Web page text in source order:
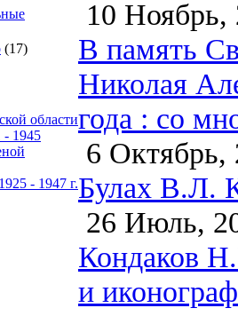
(17)
области
- 1945
- 1947 г.
10 Ноябрь,
В память
Николая
года : cо
6 Октябрь,
Булах В.Л.
26 Июль,
Кондаков
и